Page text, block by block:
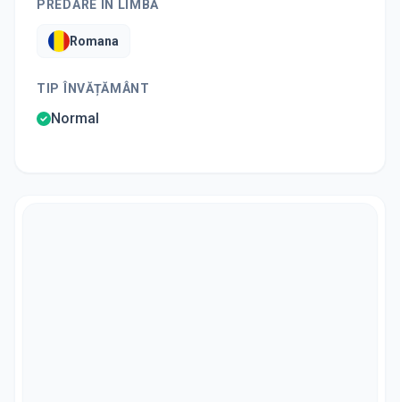
PREDARE ÎN LIMBĂ
Romana
TIP ÎNVĂȚĂMÂNT
Normal